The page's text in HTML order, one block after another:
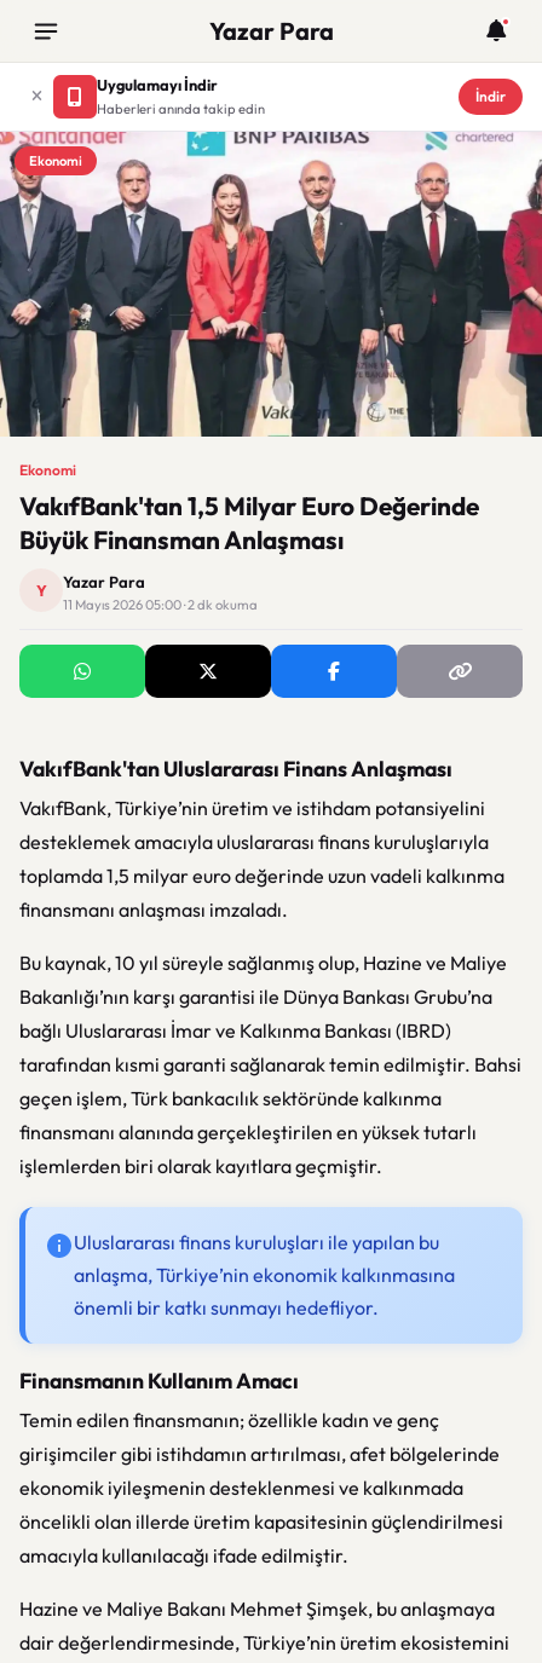
Yazar Para
Uygulamayı İndir
Haberleri anında takip edin
İndir
Ekonomi
Ekonomi
VakıfBank'tan 1,5 Milyar Euro Değerinde
Büyük Finansman Anlaşması
Y Yazar Para
11 Mayıs 2026 05:00 · 2 dk okuma
VakıfBank'tan Uluslararası Finans Anlaşması
VakıfBank, Türkiye’nin üretim ve istihdam potansiyelini
desteklemek amacıyla uluslararası finans kuruluşlarıyla
toplamda 1,5 milyar euro değerinde uzun vadeli kalkınma
finansmanı anlaşması imzaladı.
Bu kaynak, 10 yıl süreyle sağlanmış olup, Hazine ve Maliye
Bakanlığı’nın karşı garantisi ile Dünya Bankası Grubu’na
bağlı Uluslararası İmar ve Kalkınma Bankası (IBRD)
tarafından kısmi garanti sağlanarak temin edilmiştir. Bahsi
geçen işlem, Türk bankacılık sektöründe kalkınma
finansmanı alanında gerçekleştirilen en yüksek tutarlı
işlemlerden biri olarak kayıtlara geçmiştir.
Uluslararası finans kuruluşları ile yapılan bu
anlaşma, Türkiye’nin ekonomik kalkınmasına
önemli bir katkı sunmayı hedefliyor.
Finansmanın Kullanım Amacı
Temin edilen finansmanın; özellikle kadın ve genç
girişimciler gibi istihdamın artırılması, afet bölgelerinde
ekonomik iyileşmenin desteklenmesi ve kalkınmada
öncelikli olan illerde üretim kapasitesinin güçlendirilmesi
amacıyla kullanılacağı ifade edilmiştir.
Hazine ve Maliye Bakanı Mehmet Şimşek, bu anlaşmaya
dair değerlendirmesinde, Türkiye’nin üretim ekosistemini